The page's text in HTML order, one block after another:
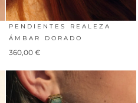
PENDIENTES REALEZA
ÁMBAR DORADO
360,00 €